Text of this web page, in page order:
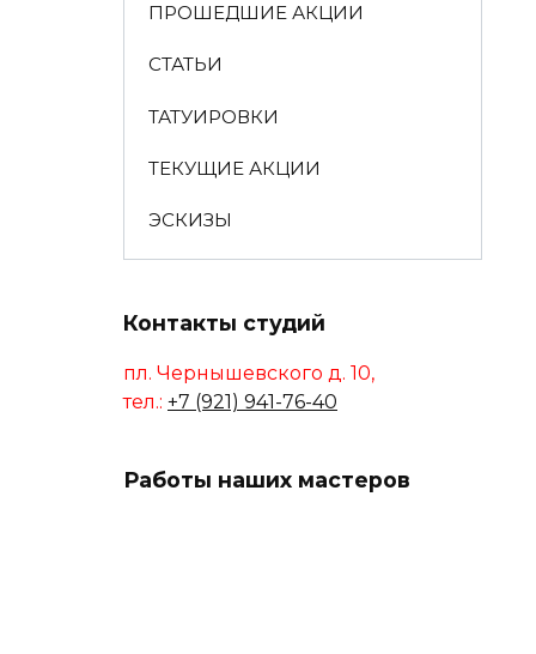
ПРОШЕДШИЕ АКЦИИ
СТАТЬИ
ТАТУИРОВКИ
ТЕКУЩИЕ АКЦИИ
ЭСКИЗЫ
Контакты студий
пл. Чернышевского д. 10,
тел.: +7 (921) 941-76-40
Работы наших мастеров